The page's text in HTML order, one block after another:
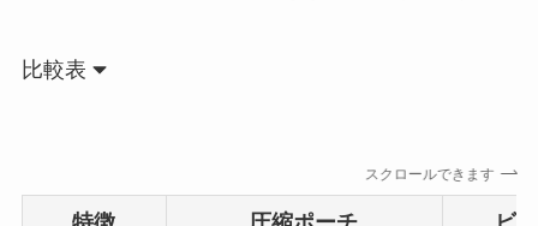
比較表
スクロールできます